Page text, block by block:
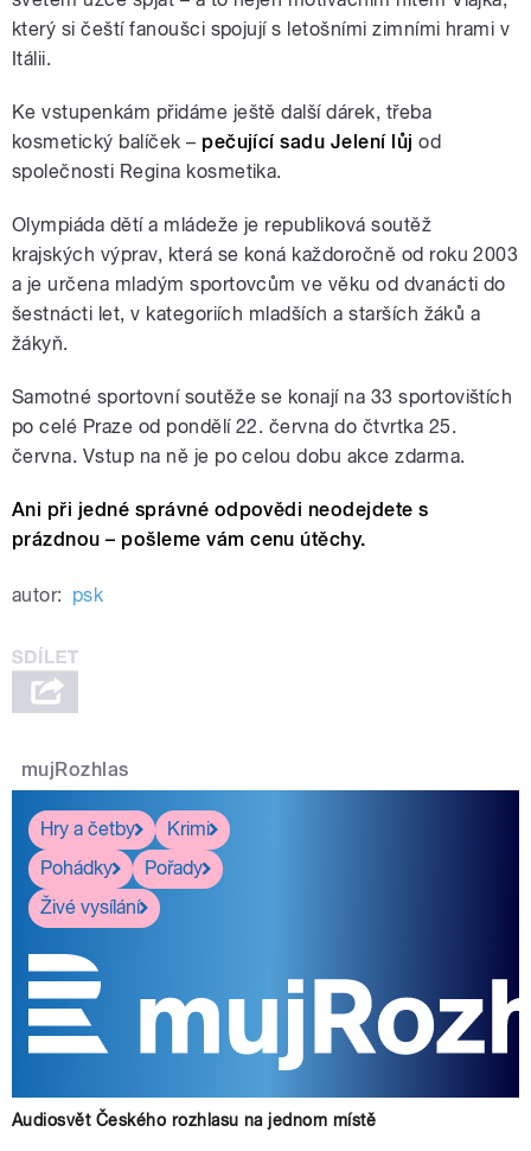
který si čeští fanoušci spojují s letošními zimními hrami v
Itálii.
Ke vstupenkám přidáme ještě další dárek, třeba
kosmetický balíček – pečující sadu Jelení lůj od
společnosti Regina kosmetika.
Olympiáda dětí a mládeže je republiková soutěž
krajských výprav, která se koná každoročně od roku 2003
a je určena mladým sportovcům ve věku od dvanácti do
šestnácti let, v kategoriích mladších a starších žáků a
žákyň.
Samotné sportovní soutěže se konají na 33 sportovištích
po celé Praze od pondělí 22. června do čtvrtka 25.
června. Vstup na ně je po celou dobu akce zdarma.
Ani při jedné správné odpovědi neodejdete s
prázdnou – pošleme vám cenu útěchy.
autor: psk
mujRozhlas
Hry a četby
Krimi
Pohádky
Pořady
Živé vysílání
Audiosvět Českého rozhlasu na jednom místě